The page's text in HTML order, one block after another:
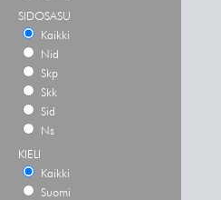
SIDOSASU
Kaikki
Nid
Skp
Skk
Sid
Ns
KIELI
Kaikki
Suomi